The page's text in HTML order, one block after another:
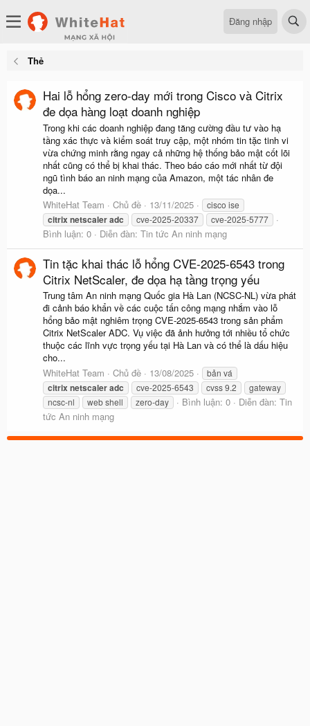
Đăng nhập
Thẻ
Hai lỗ hổng zero-day mới trong Cisco và Citrix
đe dọa hàng loạt doanh nghiệp
Trong khi các doanh nghiệp đang tăng cường đầu tư vào hạ
tầng xác thực và kiểm soát truy cập, một nhóm tin tặc tinh vi
vừa chứng minh rằng ngay cả những hệ thống bảo mật cốt lõi
nhất cũng có thể bị khai thác. Theo báo cáo mới nhất từ đội
ngũ tình báo an ninh mạng của Amazon, một tác nhân đe
dọa...
WhiteHat Team
Chủ đề 13/11/2025 cisco ise
citrix netscaleradc cve-2025-20337 cve-2025-5777
Bình luận: 0 Diễn đàn: Tin tức An ninh mạng
Tin tặc khai thác lỗ hổng CVE-2025-6543 trong
Citrix NetScaler, đe dọa hạ tầng trọng yếu
Trung tâm An ninh mạng Quốc gia Hà Lan (NCSC-NL) vừa phát
đi cảnh báo khẩn về các cuộc tấn công mạng nhắm vào lỗ
hổng bảo mật nghiêm trọng CVE-2025-6543 trong sản phẩm
Citrix NetScaler ADC. Vụ việc đã ảnh hưởng tới nhiều tổ chức
thuộc các lĩnh vực trọng yếu tại Hà Lan và có thể là dấu hiệu
cho...
WhiteHat Team
Chủ đề 13/08/2025 bản vá
citrix netscaleradc cve-2025-6543 cvss 9.2
gateway
ncsc-nl
web shell zero-day Bình luận: 0 Diễn đàn: Tin
tức An ninh mạng